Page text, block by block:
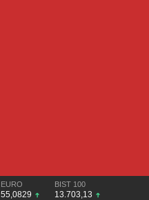
EURO
55,0829
BIST 100
13.703,13